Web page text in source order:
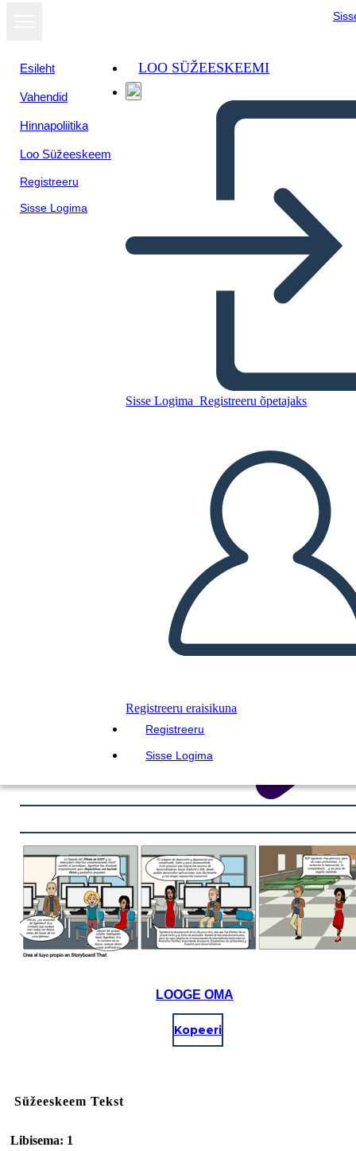
Esileht
Vahendid
Hinnapoliitika
Loo Süžeeskeem
Registreeru
Sisse Logima
LOO SÜŽEESKEEMI
Sisse Logima Registreeru õpetajaks
Registreeru eraisikuna
Registreeru
Sisse Logima
Kopeerige see süžeeskeemid
ESITA SLAIDIESITLUST
LOE MULLE
Kuva
slaidiseansina
LOOGE OMA
Kopeeri
Süžeeskeem Tekst
Libisema: 1